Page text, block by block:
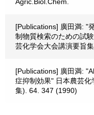
[Publications] 廣田満: "
制物質検索のための試
芸化学会大会講演要旨
[Publications] 廣田満:
症抑制効果" 日本農芸
集). 64. 347 (1990)